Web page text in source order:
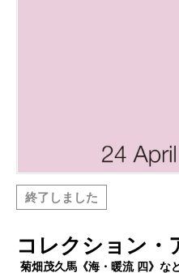
終了しました
コレクション
菊畑茂久馬《海・暖流 四》な